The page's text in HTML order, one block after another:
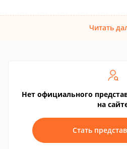
Читать
Нет официального
на
Стать